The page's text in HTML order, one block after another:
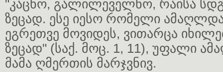
"კაცნო, გალილეველნო, რაისა
ზეცად. ესე იესო რომელი
ეგრეთვე მოვიდეს, ვითარცა
ზეცად" (საქ. მოც. 1, 11), უფალი
მამა ღმერთის მარჯვნივ.